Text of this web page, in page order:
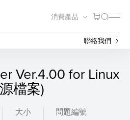
消費產品
聯絡我們
Ver.4.00 for Linux
檔案)
大小
問題編號